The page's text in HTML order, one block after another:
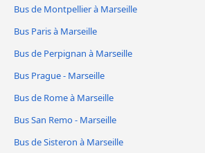
Bus de Montpellier à Marseille
Bus Paris à Marseille
Bus de Perpignan à Marseille
Bus Prague - Marseille
Bus de Rome à Marseille
Bus San Remo - Marseille
Bus de Sisteron à Marseille